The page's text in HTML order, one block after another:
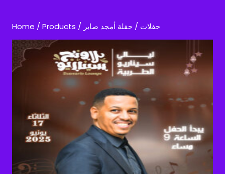
Home /Products / حفلات / حفلة أمجد صابر